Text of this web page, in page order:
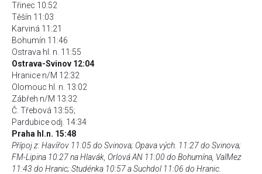
Třinec 10:52
Těšín 11:03
Karviná 11:21
Bohumín 11:46
Ostrava hl. n. 11:55
Ostrava-Svinov 12:04
Hranice n/M 12:32
Olomouc hl. n. 13:02
Zábřeh n/M 13:32
Č. Třebová 13:55;
Pardubice odj. 14:34
Praha hl.n. 15:48
Přípoj z: Havířov 11:05 do Svinova; Opava vých. 11:27 do Svinova;
FM-Lipina 10:27 na Hlavák, Orlová AN 11:00 do Bohumína, ValMez
11:43 do Hranic; Studénka 10:57 a Suchdol 11:06 do Hranic.